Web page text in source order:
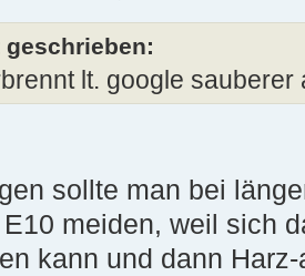
lt. google sauberer
sollte man bei
meiden, weil sich
kann und dann